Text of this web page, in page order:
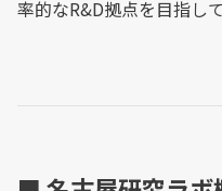
率的なR&D拠点を目指して